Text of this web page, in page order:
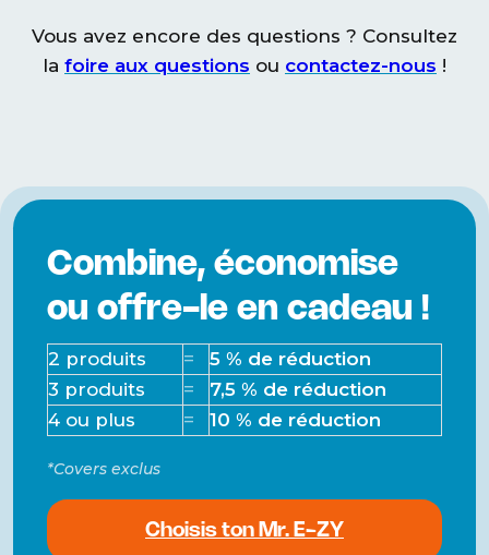
de l'utilisateur, Sac de
transport spacieux
powerbank
Vous avez encore des questions ? Consultez
la foire aux questions ou contactez-nous !
Combine, économise
ou offre-le en cadeau !
2 produits =
5 % de réduction
3 produits
=
7,5 % de réduction
4 ou plus
= 10 % de réduction
*Covers exclus
Choisis ton Mr. E-ZY